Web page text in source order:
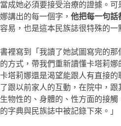
當成她必須要接受治療的證據。
娜講出的每一個字， 他把每一句話
容易，也是這本民族誌很特殊的一
書裡寫到「我讀了她試圖寫完的
的方式，帶我們重新讀懂卡塔莉
卡塔莉娜還是渴望能跟人有直接
了跟以前家人的互動，在院中，
生物性的、身體的、性方面的接
的字典與民族誌中被記錄下來。」